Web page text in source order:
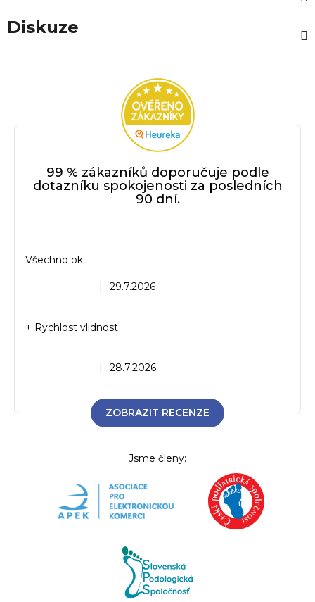
Diskuze
99 % zákazníků doporučuje podle
dotazníku spokojenosti za posledních
90 dní.
Hodnocení obchodu je 5 z 5 hvězdiček.
| 29.7.2026
Všechno ok
Hodnocení obchodu je 5 z 5 hvězdiček.
| 28.7.2026
+ Rychlost vlidnost
ZOBRAZIT RECENZE
Jsme členy: